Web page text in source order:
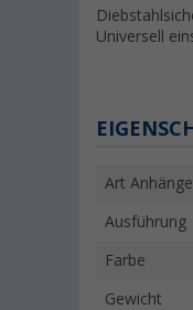
Universell
Art
Ausführung
Farbe
Gewicht